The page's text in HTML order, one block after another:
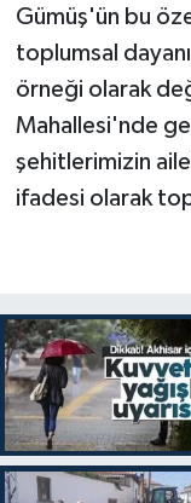
Gümüş'ün bu
toplumsal
örneği olarak
Mahallesi'nde
şehitlerimizin
ifadesi olarak